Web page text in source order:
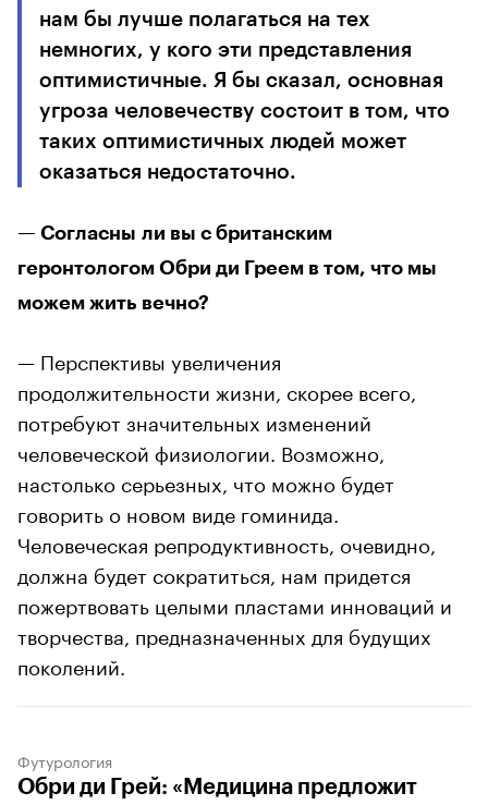
нам бы лучше полагаться на тех
немногих, у кого эти представления
оптимистичные. Я бы сказал, основная
угроза человечеству состоит в том, что
таких оптимистичных людей может
оказаться недостаточно.
— Согласны ли вы с британским
геронтологом Обри ди Греем в том, что мы
можем жить вечно?
— Перспективы увеличения
продолжительности жизни, скорее всего,
потребуют значительных изменений
человеческой физиологии. Возможно,
настолько серьезных, что можно будет
говорить о новом виде гоминида.
Человеческая репродуктивность, очевидно,
должна будет сократиться, нам придется
пожертвовать целыми пластами инноваций и
творчества, предназначенных для будущих
поколений.
Футурология
Обри ди Грей: «Медицина предложит